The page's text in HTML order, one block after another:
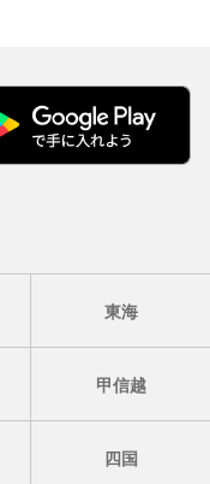
東海
甲信越
四国